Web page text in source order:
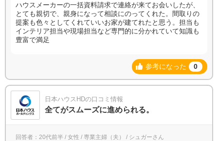
ハウスメーカーの一括資料請求で連絡が来てお会いしたが、
とても親切で、親身になって相談にのってくれた。間取りの
提案も色々としてくれていいお家が建てれたと思う。担当も
インテリア担当や現場担当など専門的に分かれていて知識も
豊富で満足
参考になった 0
日本ハウスHDの口コミ情報
全てがスムーズに進められる。
回答者：20代前半 / 女性 / 専業主婦（夫） / シュガーさん